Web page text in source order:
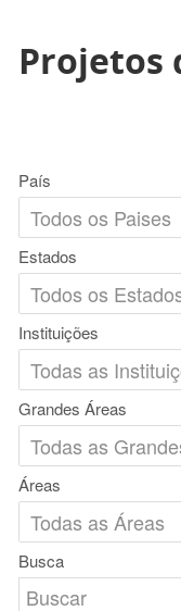
Projetos
País
Estados
Instituições
Grandes Áreas
Áreas
Busca